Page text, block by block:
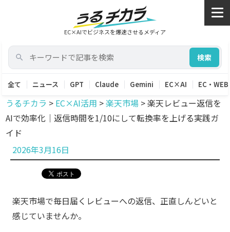
EC×AIでビジネスを爆速させるメディア
検索
全て ニュース GPT Claude Gemini EC×AI EC・WEB
うるチカラ > EC×AI活用 >楽天市場 >楽天レビュー返信を
AIで効率化｜返信時間を1/10にして転換率を上げる実践ガ
イド
投
稿
2026年3月16日
楽天市場で毎日届くレビューへの返信、正直しんどいと
感じていませんか。